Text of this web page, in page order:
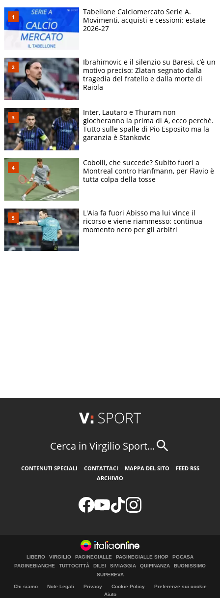
Tabellone Calciomercato Serie A.
Movimenti, acquisti e cessioni: estate
2026-27
Ibrahimovic e il silenzio su Baresi, c’è un
motivo preciso: Zlatan segnato dalla
tragedia del fratello e dalla morte di
Raiola
Inter, Lautaro e Thuram non
giocheranno la prima di A, ecco perchè.
Tutto sulle spalle di Pio Esposito ma la
garanzia è Stankovic
Cobolli, che succede? Subito fuori a
Montreal contro Hanfmann, per Flavio è
tutta colpa della tosse
L'Aia fa fuori Abisso ma lui vince il
ricorso e viene riammesso: continua
momento nero per gli arbitri
Cerca in Virgilio Sport...
CONTENUTI SPECIALI CONTATTACI MAPPA DEL SITO
FEED RSS
ARCHIVIO
LIBERO VIRGILIO PAGINEGIALLE PAGINEGIALLE SHOP
PGCASA
PAGINEBIANCHE
TUTTOCITTÀ DILEI SIVIAGGIA QUIFINANZA
BUONISSIMO
SUPEREVA
Chi siamo Note Legali Privacy Cookie Policy
Preferenze sui cookie
Aiuto